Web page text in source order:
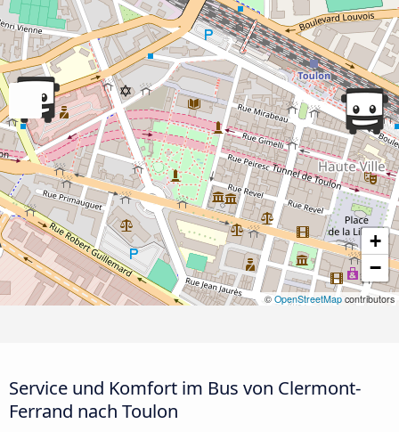
+
−
© OpenStreetMap contributors
Service und Komfort im Bus von Clermont-
Ferrand nach Toulon